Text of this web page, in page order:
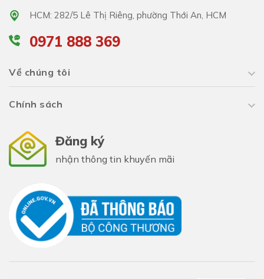
HCM: 282/5 Lê Thị Riêng, phường Thới An, HCM
0971 888 369
Về chúng tôi
Chính sách
Đăng ký
nhận thông tin khuyến mãi